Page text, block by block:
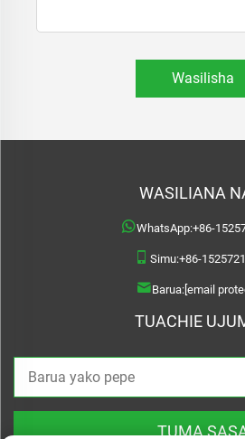
Wasilisha
WASILIANA
WhatsApp:+86-
Simu:+86-
Barua: [email
TUACHIE
TUMA